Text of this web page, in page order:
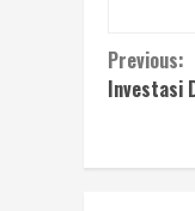
Previous:
Investasi